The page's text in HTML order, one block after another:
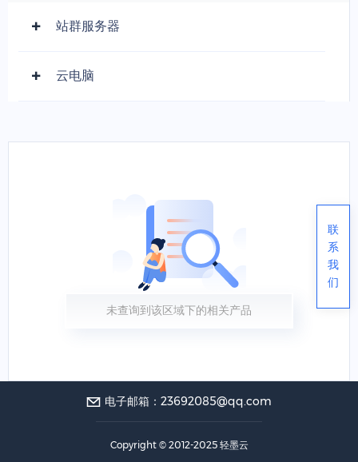
站群服务器
云电脑
未查询到该区域下的相关产品
电子邮箱：23692085@qq.com
Copyright © 2012-2025 轻墨云
联
系
我
们